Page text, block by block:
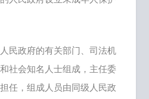
民政府的有关部门、司法机
社会知名人士组成，主任委
任，组成人员由同级人民政